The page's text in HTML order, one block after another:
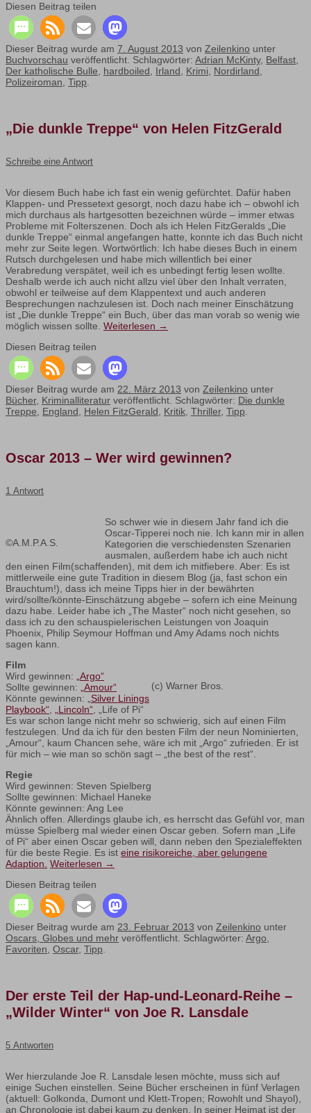
Diesen Beitrag teilen
Dieser Beitrag wurde am 7. August 2013 von Zeilenkino unter
Buchvorschau veröffentlicht. Schlagwörter: Adrian McKinty, Belfast,
Der katholische Bulle, hardboiled, Irland, Krimi, Nordirland,
Polizeiroman, Tipp.
„Die dunkle Treppe“ von Helen FitzGerald
Schreibe eine Antwort
Vor diesem Buch habe ich fast ein wenig gefürchtet. Dafür haben
Klappen- und Pressetext gesorgt, noch dazu habe ich – obwohl ich
mich durchaus als hartgesotten bezeichnen würde – immer etwas
Probleme mit Folterszenen. Doch als ich Helen FitzGeralds „Die
dunkle Treppe“ einmal angefangen hatte, konnte ich das Buch nicht
mehr zur Seite legen. Wortwörtlich: Ich habe dieses Buch in einem
Rutsch durchgelesen und habe mich willentlich bei einer
Verabredung verspätet, weil ich es unbedingt fertig lesen wollte.
Deshalb werde ich auch nicht allzu viel über den Inhalt verraten,
obwohl er teilweise auf dem Klappentext und auch anderen
Besprechungen nachzulesen ist. Doch nach meiner Einschätzung
ist „Die dunkle Treppe“ ein Buch, über das man vorab so wenig wie
möglich wissen sollte. Weiterlesen →
Diesen Beitrag teilen
Dieser Beitrag wurde am 22. März 2013 von Zeilenkino unter
Bücher, Kriminalliteratur veröffentlicht. Schlagwörter: Die dunkle
Treppe, England, Helen FitzGerald, Kritik, Thriller, Tipp.
Oscar 2013 – Wer wird gewinnen?
1 Antwort
©A.M.P.A.S.
So schwer wie in diesem Jahr fand ich die
Oscar-Tipperei noch nie. Ich kann mir in allen
Kategorien die verschiedensten Szenarien
ausmalen, außerdem habe ich auch nicht
den einen Film(schaffenden), mit dem ich mitfiebere. Aber: Es ist
mittlerweile eine gute Tradition in diesem Blog (ja, fast schon ein
Brauchtum!), dass ich meine Tipps hier in der bewährten
wird/sollte/könnte-Einschätzung abgebe – sofern ich eine Meinung
dazu habe. Leider habe ich „The Master“ noch nicht gesehen, so
dass ich zu den schauspielerischen Leistungen von Joaquin
Phoenix, Philip Seymour Hoffman und Amy Adams noch nichts
sagen kann.
(c) Warner Bros.
Film
Wird gewinnen: „Argo“
Sollte gewinnen: „Amour“
Könnte gewinnen: „Silver Linings
Playbook“, „Lincoln“, „Life of Pi“
Es war schon lange nicht mehr so schwierig, sich auf einen Film
festzulegen. Und da ich für den besten Film der neun Nominierten,
„Amour“, kaum Chancen sehe, wäre ich mit „Argo“ zufrieden. Er ist
für mich – wie man so schön sagt – „the best of the rest“.
Regie
Wird gewinnen: Steven Spielberg
Sollte gewinnen: Michael Haneke
Könnte gewinnen: Ang Lee
Ähnlich offen. Allerdings glaube ich, es herrscht das Gefühl vor, man
müsse Spielberg mal wieder einen Oscar geben. Sofern man „Life
of Pi“ aber einen Oscar geben will, dann neben den Spezialeffekten
für die beste Regie. Es ist eine risikoreiche, aber gelungene
Adaption. Weiterlesen →
Diesen Beitrag teilen
Dieser Beitrag wurde am 23. Februar 2013 von Zeilenkino unter
Oscars, Globes und mehr veröffentlicht. Schlagwörter: Argo,
Favoriten, Oscar, Tipp.
Der erste Teil der Hap-und-Leonard-Reihe –
„Wilder Winter“ von Joe R. Lansdale
5 Antworten
Wer hierzulande Joe R. Lansdale lesen möchte, muss sich auf
einige Suchen einstellen. Seine Bücher erscheinen in fünf Verlagen
(aktuell: Golkonda, Dumont und Klett-Tropen; Rowohlt und Shayol),
an Chronologie ist dabei kaum zu denken. In seiner Heimat ist der